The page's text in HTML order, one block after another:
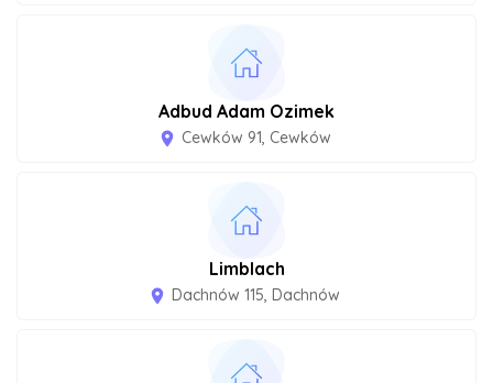
Adbud Adam Ozimek
room Cewków 91, Cewków
Limblach
room Dachnów 115, Dachnów